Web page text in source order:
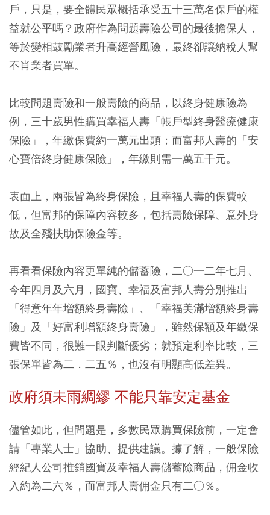
戶，只是，要全體民眾概括承受五十三萬名保戶的權
益就公平嗎？政府作為問題壽險公司的最後擔保人，
等於變相鼓勵業者升高經營風險，最終卻讓納稅人幫
不肖業者買單。
比較問題壽險和一般壽險的商品，以終身健康險為
例，三十歲男性購買幸福人壽「帳戶型終身醫療健康
保險」，年繳保費約一萬元出頭；而富邦人壽的「安
心寶倍終身健康保險」，年繳則需一萬五千元。
表面上，兩張皆為終身保險，且幸福人壽的保費較
低，但富邦的保障內容較多，包括壽險保障、意外身
故及全殘扶助保險金等。
再看看保險內容更單純的儲蓄險，二○一二年七月、
今年四月及六月，國寶、幸福及富邦人壽分別推出
「得意年年增額終身壽險」、「幸福美滿增額終身壽
險」及「好富利增額終身壽險」，雖然保額及年繳保
費皆不同，很難一眼判斷優劣；就預定利率比較，三
張保單皆為二．二五％，也沒有明顯高低差異。
政府須未雨綢繆 不能只靠安定基金
儘管如此，但問題是，多數民眾購買保險前，一定會
請「專業人士」協助、提供建議。據了解，一般保險
經紀人公司推銷國寶及幸福人壽儲蓄險商品，佣金收
入約為二六％，而富邦人壽佣金只有二○％。